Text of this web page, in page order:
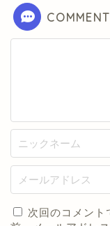
COMMENT
次回のコメント